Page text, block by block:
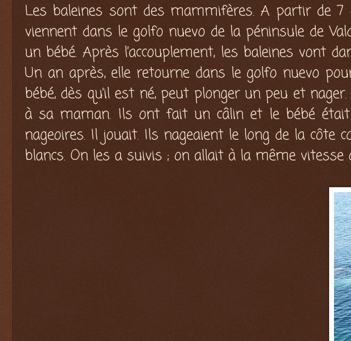
Les baleines sont des mammifères. A partir de
viennent dans le golfo nuevo de la péninsule de
un bébé. Après l’accouplement, les baleines vont
Un an après, elle retourne dans le golfo nuevo
bébé, dès qu’il est né, peut plonger un peu et
à sa maman. Ils ont fait un câlin et le bébé
nageoires. Il jouait. Ils nageaient le long de la côte
blancs. On les a suivis ; on allait à la même vitesse